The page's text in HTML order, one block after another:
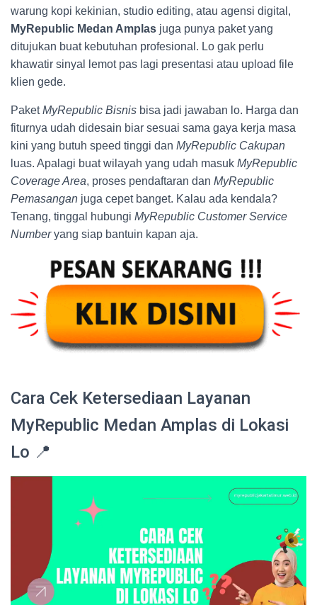
warung kopi kekinian, studio editing, atau agensi digital,
MyRepublic Medan Amplas juga punya paket yang
ditujukan buat kebutuhan profesional. Lo gak perlu
khawatir sinyal lemot pas lagi presentasi atau upload file
klien gede.
PaketMyRepublic Bisnis bisa jadi jawaban lo. Harga dan
fiturnya udah didesain biar sesuai sama gaya kerja masa
kini yang butuh speed tinggi dan MyRepublic Cakupan
luas. Apalagi buat wilayah yang udah masuk MyRepublic
Coverage Area, proses pendaftaran dan MyRepublic
Pemasangan juga cepet banget. Kalau ada kendala?
Tenang, tinggal hubungi MyRepublic Customer Service
Numberyang siap bantuin kapan aja.
Cara Cek Ketersediaan Layanan
MyRepublic Medan Amplas di Lokasi
Lo 📍